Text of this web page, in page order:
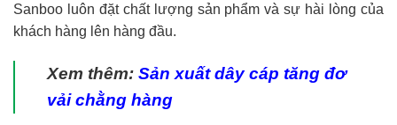
Sanboo luôn đặt chất lượng sản phẩm và sự hài lòng của
khách hàng lên hàng đầu.
Xem thêm: Sản xuất dây cáp tăng đơ
vải chằng hàng